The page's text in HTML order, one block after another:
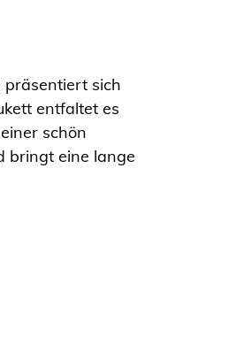
sich
entfaltet es
schön
bringt eine lange